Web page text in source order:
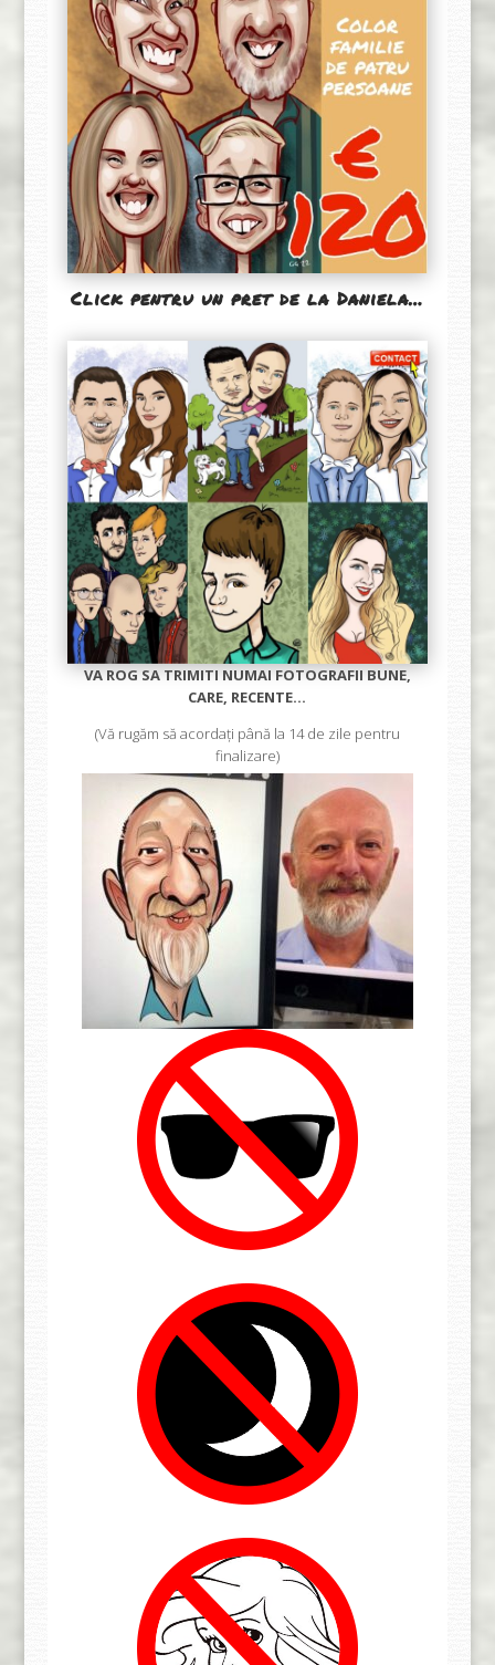
Click pentru un pret de la Daniela…
VA ROG SA TRIMITI NUMAI FOTOGRAFII BUNE,
CARE, RECENTE…
(Vă rugăm să acordați până la 14 de zile pentru
finalizare)